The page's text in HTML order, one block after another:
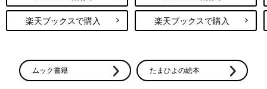
出典：Instagramアカウント「ryumama_gram」
ryumama_gramさんは、ギンガムチェックのパンツを購入。
ト
イトレを最近始めたようで、洗い替え用に追加購入したんだと
く、お気に入りなんだそう。グレーのチェック柄が春っぽくて可
愛いですよね♪
楽天ブックスで購入 楽天ブックスで購入
ムック書籍 たまひよの絵本